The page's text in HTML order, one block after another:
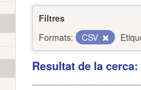
Filtres
Formats:
CSV
Resultat de la